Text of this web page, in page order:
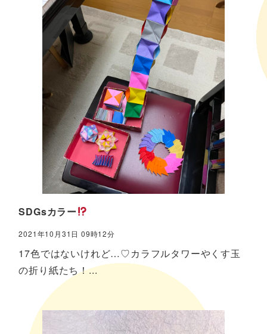
SDGsカラー
2021年10月31日 09時12分
17色ではないけれど…♡カラフルタワーやくす玉
の折り紙たち！...